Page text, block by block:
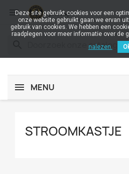

MENU
STROOMKASTJE
Deze site gebruikt cookies voor een
onze website gebruikt gaan we ervan
gebruik van cookies. We hebben een
raadplegen voor meer informatie over de
nalezen.